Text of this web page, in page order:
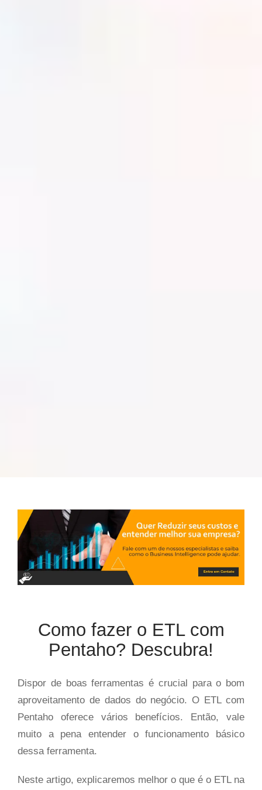
Como fazer o ETL com
Pentaho? Descubra!
Dispor de boas ferramentas é crucial para o bom
aproveitamento de dados do negócio. O ETL com
Pentaho oferece vários benefícios. Então, vale
muito a pena entender o funcionamento básico
dessa ferramenta.
Neste artigo, explicaremos melhor o que é o ETL na